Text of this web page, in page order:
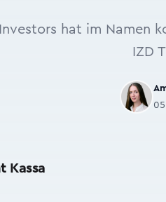
hat im Namen
IZD
Kassa